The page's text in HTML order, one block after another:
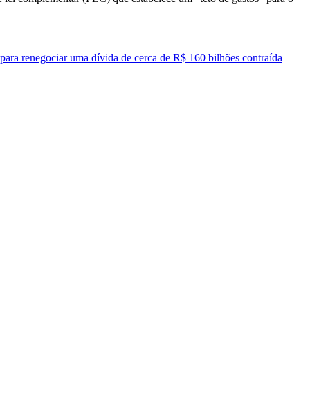
para renegociar uma dívida de cerca de R$ 160 bilhões contraída